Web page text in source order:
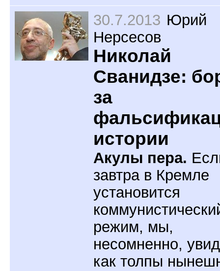
30.7.2013 Юрий
Нерсесов
Николай
Сванидзе:
за
истории
Акулы пера.
завтра в Кремле
установится
режим, мы,
несомненно,
как толпы